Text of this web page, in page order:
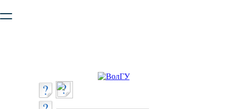
безопасную работу с сайтом. Пожалуйста